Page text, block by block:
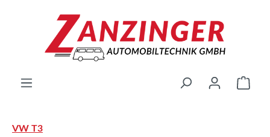
Zum Hauptinhalt springen
VW T3